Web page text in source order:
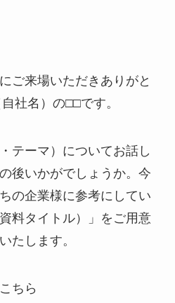
来場いただきありがと
社名）の□□です。
テーマ）についてお話し
後いかがでしょうか。今
の企業様に参考にしてい
料タイトル）」をご用意
たします。
ちら